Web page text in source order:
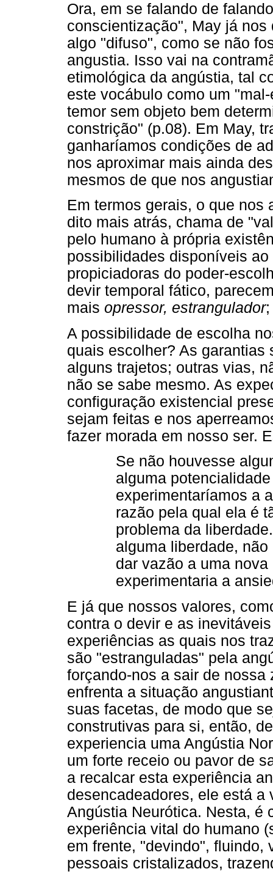
Ora, em se falando de
conscientização", May já
algo "difuso", como se não
angustia. Isso vai na
etimológica da angústia, tal
este vocábulo como um
temor sem objeto bem
constrição" (p.08). Em May,
ganharíamos condições de
nos aproximar mais ainda
mesmos de que nos
Em termos gerais, o que nos
dito mais atrás, chama de
pelo humano à própria
possibilidades disponíveis
propiciadoras do poder-
devir temporal fático,
mais opressor, estrangulador;
A possibilidade de escolha
quais escolher? As
alguns trajetos; outras vias,
não se sabe mesmo. As
configuração existencial
sejam feitas e nos
fazer morada em nosso ser.
Se não houvesse
alguma
experimentaríamos a
razão pela qual ela é
problema da
alguma liberdade,
dar vazão a uma
experimentaria a
E já que nossos valores,
contra o devir e as
experiências as quais nos
são "estranguladas" pela
forçando-nos a sair de
enfrenta a situação
suas facetas, de modo que
construtivas para si, então,
experiencia uma Angústia
um forte receio ou pavor de
a recalcar esta experiência
desencadeadores, ele está
Angústia Neurótica. Nesta, é
experiência vital do humano
em frente, "devindo", fluindo,
pessoais cristalizados,